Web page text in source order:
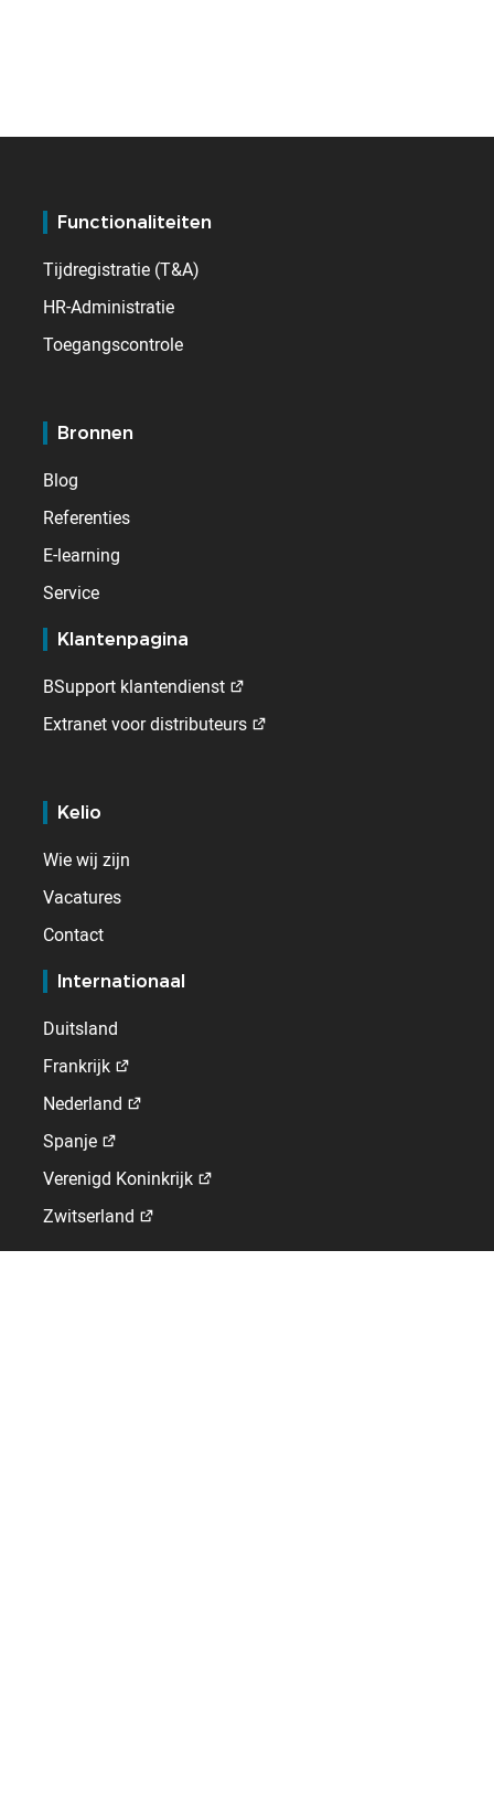
Functionaliteiten
Tijdregistratie (T&A)
HR-Administratie
Toegangscontrole
Bronnen
Blog
Referenties
E-learning
Service
Klantenpagina
BSupport klantendienst
Extranet voor distributeurs
Kelio
Wie wij zijn
Vacatures
Contact
Internationaal
Duitsland
Frankrijk
Nederland
Spanje
Verenigd Koninkrijk
Zwitserland